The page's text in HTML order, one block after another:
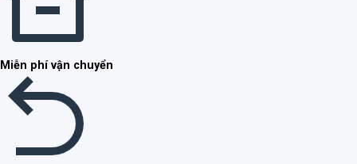
Miễn phí vận chuyển